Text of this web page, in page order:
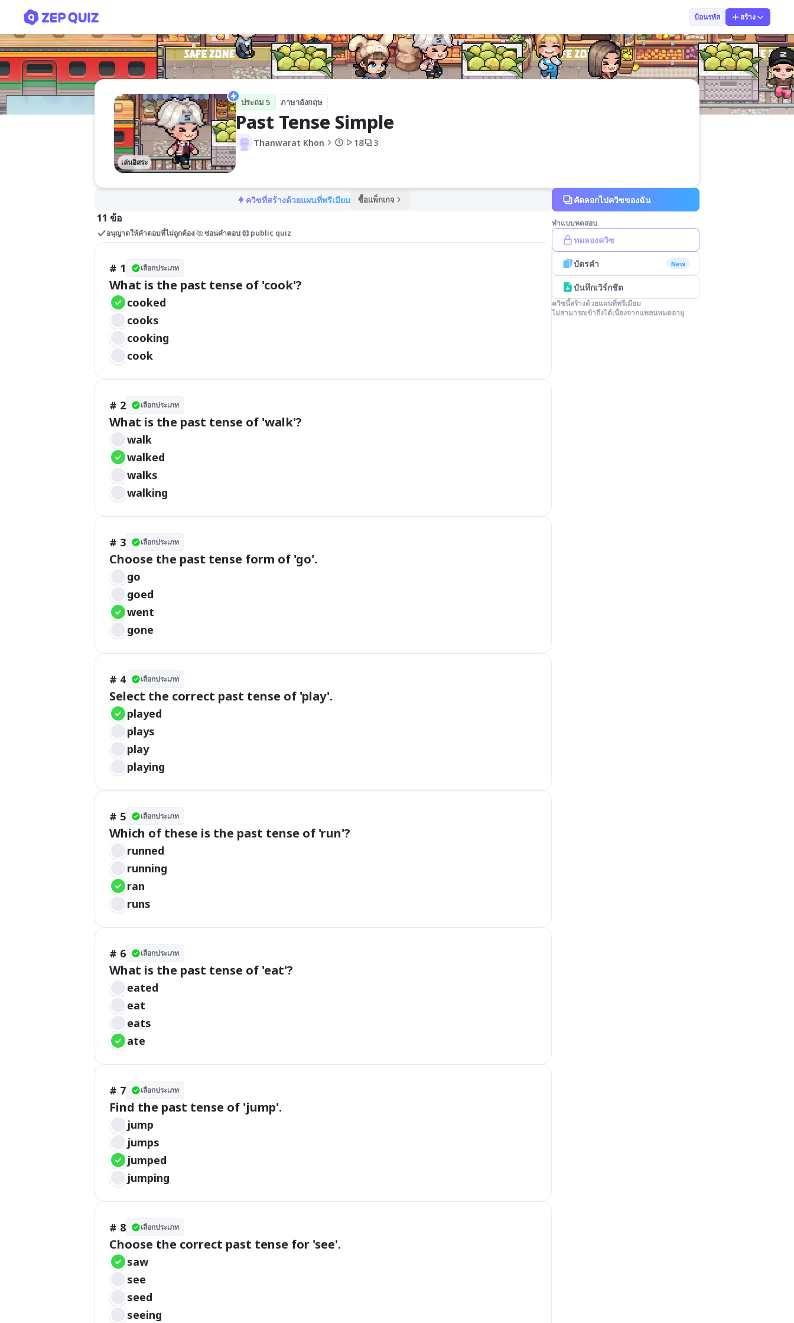
ป้อนรหัส สร้าง
เล่นอิสระ
ประถม 5 ภาษาอังกฤษ
Past Tense Simple
Thanwarat Khon 18 3
ควิซที่สร้างด้วยแผนที่พรีเมียม ซื้อแพ็กเกจ
11 ข้อ
อนุญาตให้คำตอบที่ไม่ถูกต้อง ซ่อนคำตอบ public quiz
# 1 เลือกประเภท
What is the past tense of 'cook'?
cooked
cooks
cooking
cook
# 2 เลือกประเภท
What is the past tense of 'walk'?
walk
walked
walks
walking
# 3 เลือกประเภท
Choose the past tense form of 'go'.
go
goed
went
gone
# 4 เลือกประเภท
Select the correct past tense of 'play'.
played
plays
play
playing
# 5 เลือกประเภท
Which of these is the past tense of 'run'?
runned
running
ran
runs
# 6 เลือกประเภท
What is the past tense of 'eat'?
eated
eat
eats
ate
# 7 เลือกประเภท
Find the past tense of 'jump'.
jump
jumps
jumped
jumping
# 8 เลือกประเภท
Choose the correct past tense for 'see'.
saw
see
seed
seeing
คัดลอกไปควิซของฉัน
ทำแบบทดสอบ
ทดลองควิซ
บัตรคำ New
บันทึกเวิร์กชีต
ควิซนี้สร้างด้วยแผนที่พรีเมียม
ไม่สามารถเข้าถึงได้เนื่องจากแพลนหมดอายุ